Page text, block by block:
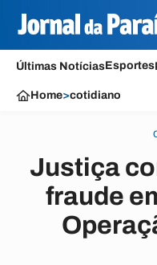
Últimas NotíciasEsportes
Home>cotidiano
Justiça
fraude